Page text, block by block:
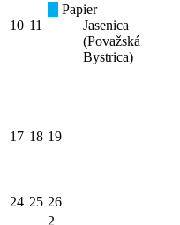
10 11
Papier
Jasenica
(Považská
Bystrica)
17 18 19
24 25 26
2